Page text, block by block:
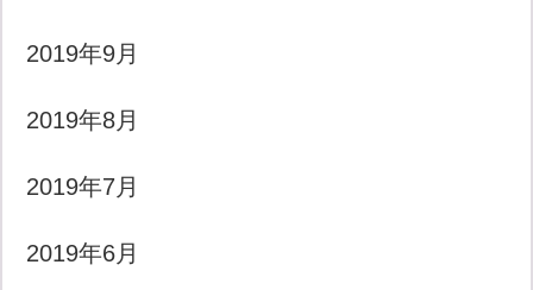
2019年9月
2019年8月
2019年7月
2019年6月